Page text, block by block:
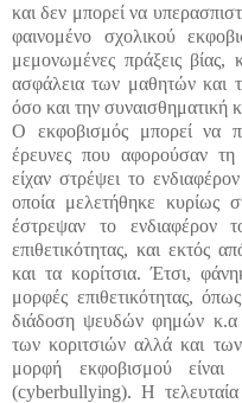
και δεν μπορεί να
φαινομένο σχολικού
μεμονωμένες πράξεις
ασφάλεια των μαθητών και
όσο και την συναισθηματική
Ο εκφοβισμός μπορεί να
έρευνες που αφορούσαν
είχαν στρέψει το
οποία μελετήθηκε κυρίως
έστρεψαν το ενδιαφέρον
επιθετικότητας, και εκτός
και τα κορίτσια. Έτσι,
μορφές επιθετικότητας,
διάδοση ψευδών φημών κ.α
των κοριτσιών αλλά και
μορφή εκφοβισμού
(cyberbullying). Η